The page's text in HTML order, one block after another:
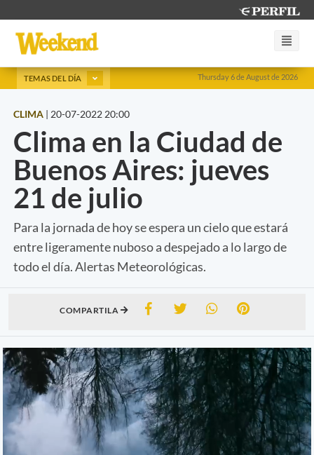
Thursday 6 de August de 2026
TEMAS DEL DÍA
CLIMA | 20-07-2022 20:00
Clima en la Ciudad de
Buenos Aires: jueves
21 de julio
Para la jornada de hoy se espera un cielo que estará
entre ligeramente nuboso a despejado a lo largo de
todo el día. Alertas Meteorológicas.
COMPARTILA